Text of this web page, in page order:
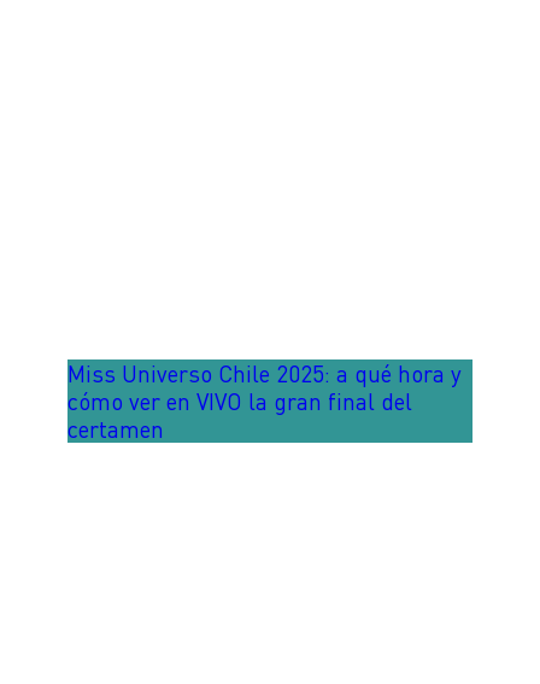
Miss Universo Chile 2025: a qué hora y
cómo ver en VIVO la gran final del
certamen